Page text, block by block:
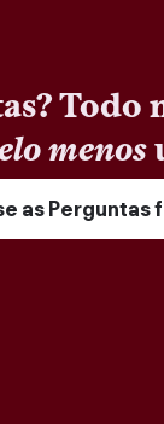
Todo
menos
as Perguntas